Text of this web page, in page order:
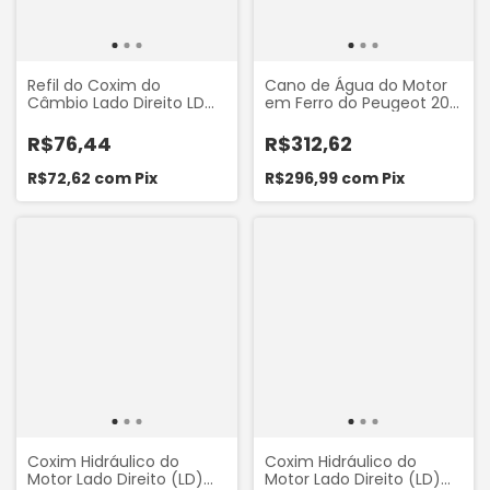
Refil do Coxim do
Câmbio Lado Direito LD
Ducato 1997-2017
Peugeot 106 205 206 207
306 307 405 406 Partner
1997.. Hoggar Citroen
Berlingo Xsara Xantia ZX
R$76,44
R$72,62 com Pix
Cano de Água do Motor
em Ferro do Peugeot 207
C3 1.4 8V 2002 a 2012 C3
1.6 16V 2002 em diante
Marca Valclei VC612
R$312,62
R$296,99 com Pix
Coxim Hidráulico do
Motor Lado Direito (LD)
Coxim Hidráulico do
Motor Lado Direito (LD)